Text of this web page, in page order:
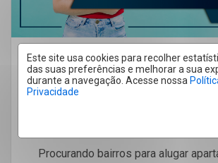
Este site usa cookies para recolher
das suas preferências e melhorar a sua
durante a navegação. Acesse nossa
Privacidade
Como alugar imóveis Imóveis para alugar
Os 10 Melhores Bairros
Apartamentos No Recife E
Procurando bairros para alugar